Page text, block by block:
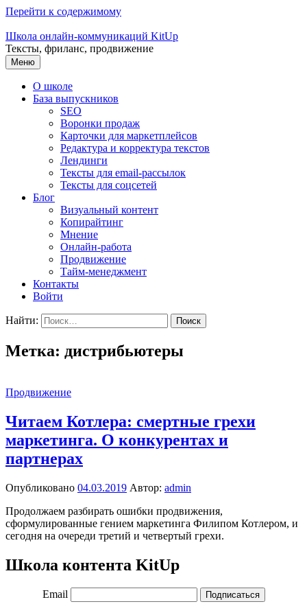
Перейти к содержимому
Школа онлайн-коммуникаций KitUp
Тексты, фриланс, продвижение
Меню
О школе
База выпускников
SEO
Воронки продаж
Карточки для маркетплейсов
Редактура и корректура текстов
Лендинги
Тексты для email-рассылок
Тексты для соцсетей
Блог
Визуальный контент
Копирайтинг
Мнение
Онлайн-работа
Продвижение
Тайм-менеджмент
Контакты
Войти
Найти:
Метка: дистрибьютеры
Продвижение
Читаем Котлера: смертные грехи
маркетинга. О конкурентах и
партнерах
Опубликовано 04.03.2019 Автор: admin
Продолжаем разбирать ошибки продвижения,
сформулированные гением маркетинга Филипом Котлером, и
сегодня на очереди третий и четвертый грехи.
Школа контента KitUp
Email Подписаться